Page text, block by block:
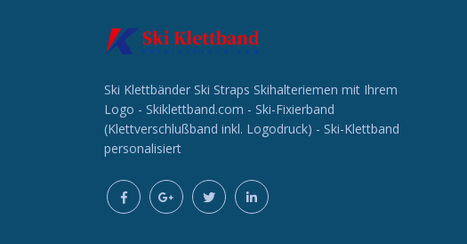
Ski Klettbänder Ski Straps Skihalteriemen mit Ihrem
Logo - Skiklettband.com - Ski-Fixierband
(Klettverschlußband inkl. Logodruck) - Ski-Klettband
personalisiert